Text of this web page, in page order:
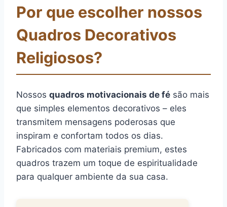
Por que escolher nossos
Quadros Decorativos
Religiosos?
Nossos quadros motivacionais de fé são mais
que simples elementos decorativos – eles
transmitem mensagens poderosas que
inspiram e confortam todos os dias.
Fabricados com materiais premium, estes
quadros trazem um toque de espiritualidade
para qualquer ambiente da sua casa.